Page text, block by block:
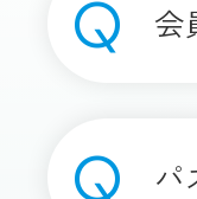
会
パ